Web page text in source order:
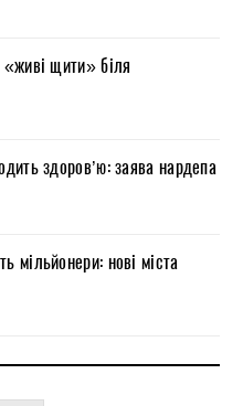
«живі щити» біля
здоров’ю: заява нардепа
мільйонери: нові міста